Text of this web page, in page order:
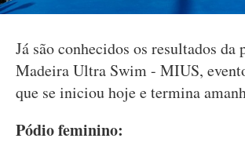
Já são conhecidos os resultados da
Madeira Ultra Swim - MIUS,
que se iniciou hoje e termina
Pódio feminino: